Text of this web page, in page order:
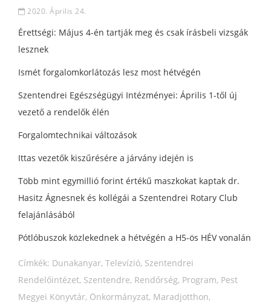
2020. Április 24.
Érettségi: Május 4-én tartják meg és csak írásbeli vizsgák
lesznek
Ismét forgalomkorlátozás lesz most hétvégén
Szentendrei Egészségügyi Intézményei: Április 1-től új
vezető a rendelők élén
Forgalomtechnikai változások
Ittas vezetők kiszűrésére a járvány idején is
Több mint egymillió forint értékű maszkokat kaptak dr.
Hasitz Ágnesnek és kollégái a Szentendrei Rotary Club
felajánlásából
Pótlóbuszok közlekednek a hétvégén a H5-ös HÉV vonalán
Címkék: Dunakanyar, Televízió, Szentendrei
Rendelőintézet, Szentendre, Rendőrség, Program, Pest
Megyei Könyvtár, Önkormányzat, Maradjotthon,